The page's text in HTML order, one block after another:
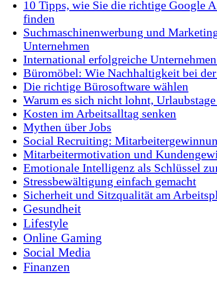
10 Tipps, wie Sie die richtige Google
finden
Suchmaschinenwerbung und
Unternehmen
International erfolgreiche
Büromöbel: Wie Nachhaltigkeit bei
Die richtige Bürosoftware wählen
Warum es sich nicht lohnt,
Kosten im Arbeitsalltag senken
Mythen über Jobs
Social Recruiting:
Mitarbeitermotivation und
Emotionale Intelligenz als Schlüssel
Stressbewältigung einfach gemacht
Sicherheit und Sitzqualität am
Gesundheit
Lifestyle
Online Gaming
Social Media
Finanzen